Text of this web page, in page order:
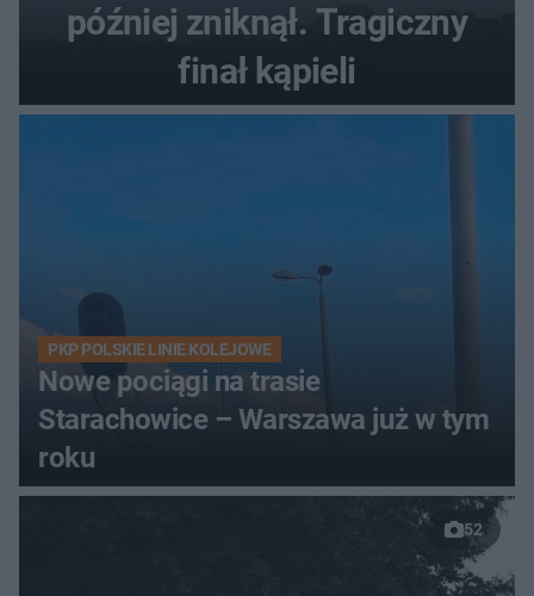
później zniknął. Tragiczny
finał kąpieli
PKP POLSKIE LINIE KOLEJOWE
Nowe pociągi na trasie
Starachowice – Warszawa już w tym
roku
52